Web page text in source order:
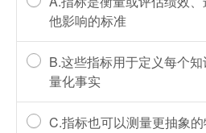
他影响的标准
B.这些指标用于定义每个
量化事实
C.指标也可以测量更抽象